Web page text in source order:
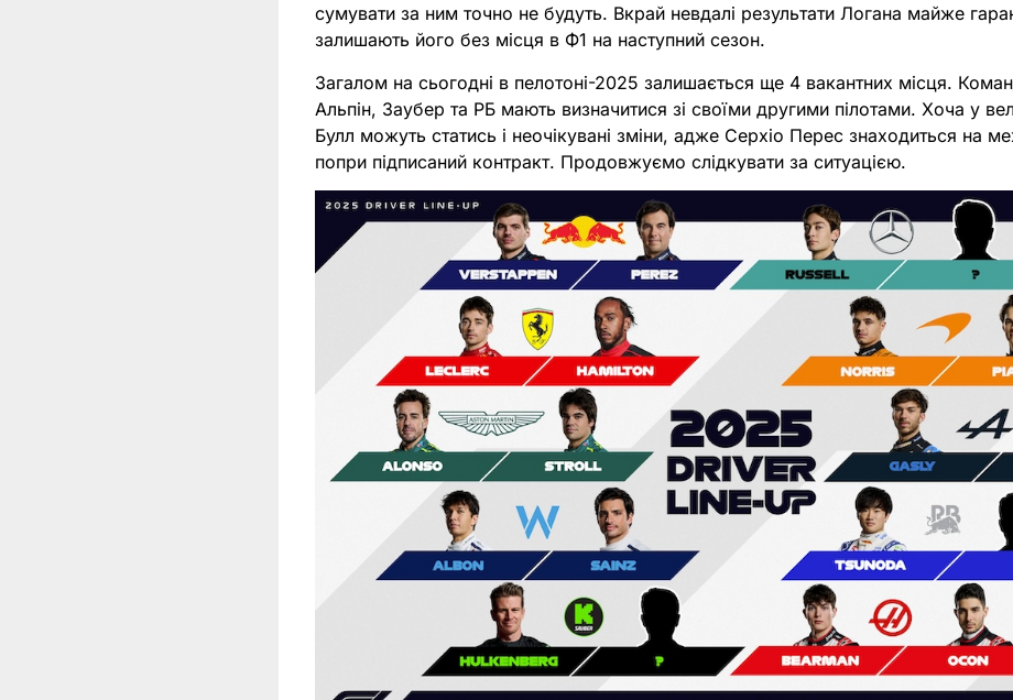
сумувати за ним точно не будуть. Вкрай невдалі результати Логана майже
залишають його без місця в Ф1 на наступний сезон.
Загалом на сьогодні в пелотоні-2025 залишається ще 4 вакантних місця.
Альпін, Заубер та РБ мають визначитися зі своїми другими пілотами. Хоча у
Булл можуть статись і неочікувані зміни, адже Серхіо Перес знаходиться на
попри підписаний контракт. Продовжуємо слідкувати за ситуацією.